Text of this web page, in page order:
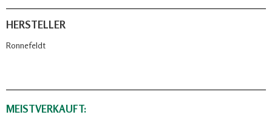
HERSTELLER
Ronnefeldt
MEISTVERKAUFT: